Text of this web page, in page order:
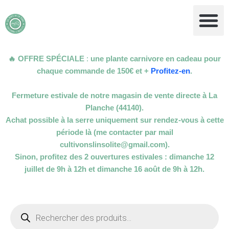
au
contenu
🔥 OFFRE SPÉCIALE : une plante carnivore en cadeau pour
chaque commande de 150€ et + Profitez-en.
Fermeture estivale de notre magasin de vente directe à La
Planche (44140).
Achat possible à la serre uniquement sur rendez-vous à cette
période là (me contacter par mail
cultivonslinsolite@gmail.com).
Sinon, profitez des 2 ouvertures estivales : dimanche 12
juillet de 9h à 12h et dimanche 16 août de 9h à 12h.
produits